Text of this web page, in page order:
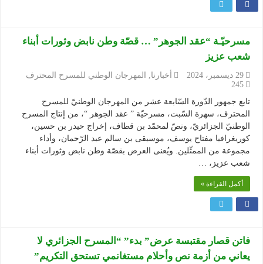
مسرحيّـة “عقد الجوهر” … قصّة وطن نابض وثورات أبناء
شعب عزيز
29 ديسمبر، 2024 أخبارنا,
المهرجان الوطني للمسرح المحترف
245
تابع جمهور الدّورة السّابعة عشر من المهرجان الوطنيّ للمسرح
المحترف، سهرة السّبت، مسرحيّة ” عقد الجوهر “، من إنتاج المسرح
الوطنيّ الجزائريّ، ونصّ لمحمّد بن قطاف، إخراج حيدر بن حسين،
كوريغرافيا مفتاح يوسف، موسيقى بن سالم عبد الرّحمان، وأداء
مجموعة من الممثّلين. ويُعنى العرض بقصّة وطن نابض وثورات أبناء
شعب عزيز، …
أكمل القراءة »
فاتن قصار مقتبسة عرض” بدء” “المسرح الجزائري لا
يعاني من أزمة نص وأحلام مستغانمي تستحق التكريم”